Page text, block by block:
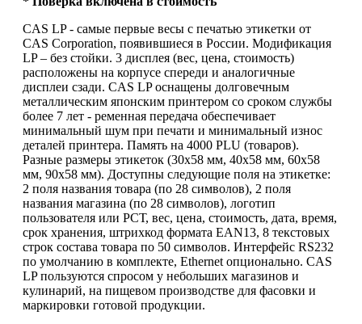
CAS LP - самые первые весы с печатью этикетки от
CAS Corporation, появившиеся в России. Модификация
LP – без стойки. 3 дисплея (вес, цена, стоимость)
расположены на корпусе спереди и аналогичные
дисплеи сзади. CAS LP оснащены долговечным
металлическим японским принтером со сроком службы
более 7 лет - ременная передача обеспечивает
минимальный шум при печати и минимальный износ
деталей принтера. Память на 4000 PLU (товаров).
Разные размеры этикеток (30х58 мм, 40х58 мм, 60х58
мм, 90х58 мм). Доступны следующие поля на этикетке:
2 поля названия товара (по 28 символов), 2 поля
названия магазина (по 28 символов), логотип
пользователя или РСТ, вес, цена, стоимость, дата, время,
срок хранения, штрихкод формата EAN13, 8 текстовых
строк состава товара по 50 символов. Интерфейс RS232
по умолчанию в комплекте, Ethernet опционально. CAS
LP пользуются спросом у небольших магазинов и
кулинарий, на пищевом производстве для фасовки и
маркировки готовой продукции.